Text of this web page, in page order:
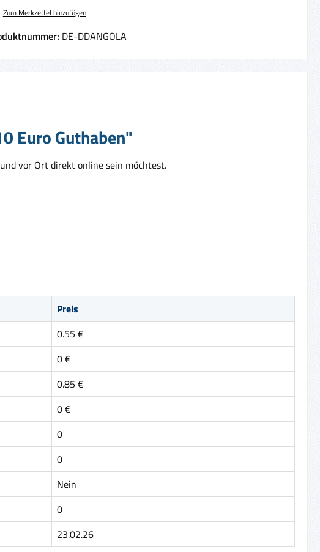
Zum Merkzettel hinzufügen
DE-DDANGOLA
Euro Guthaben"
vor Ort direkt online sein möchtest.
Preis
0.55 €
0 €
0.85 €
0 €
0
0
Nein
0
23.02.26